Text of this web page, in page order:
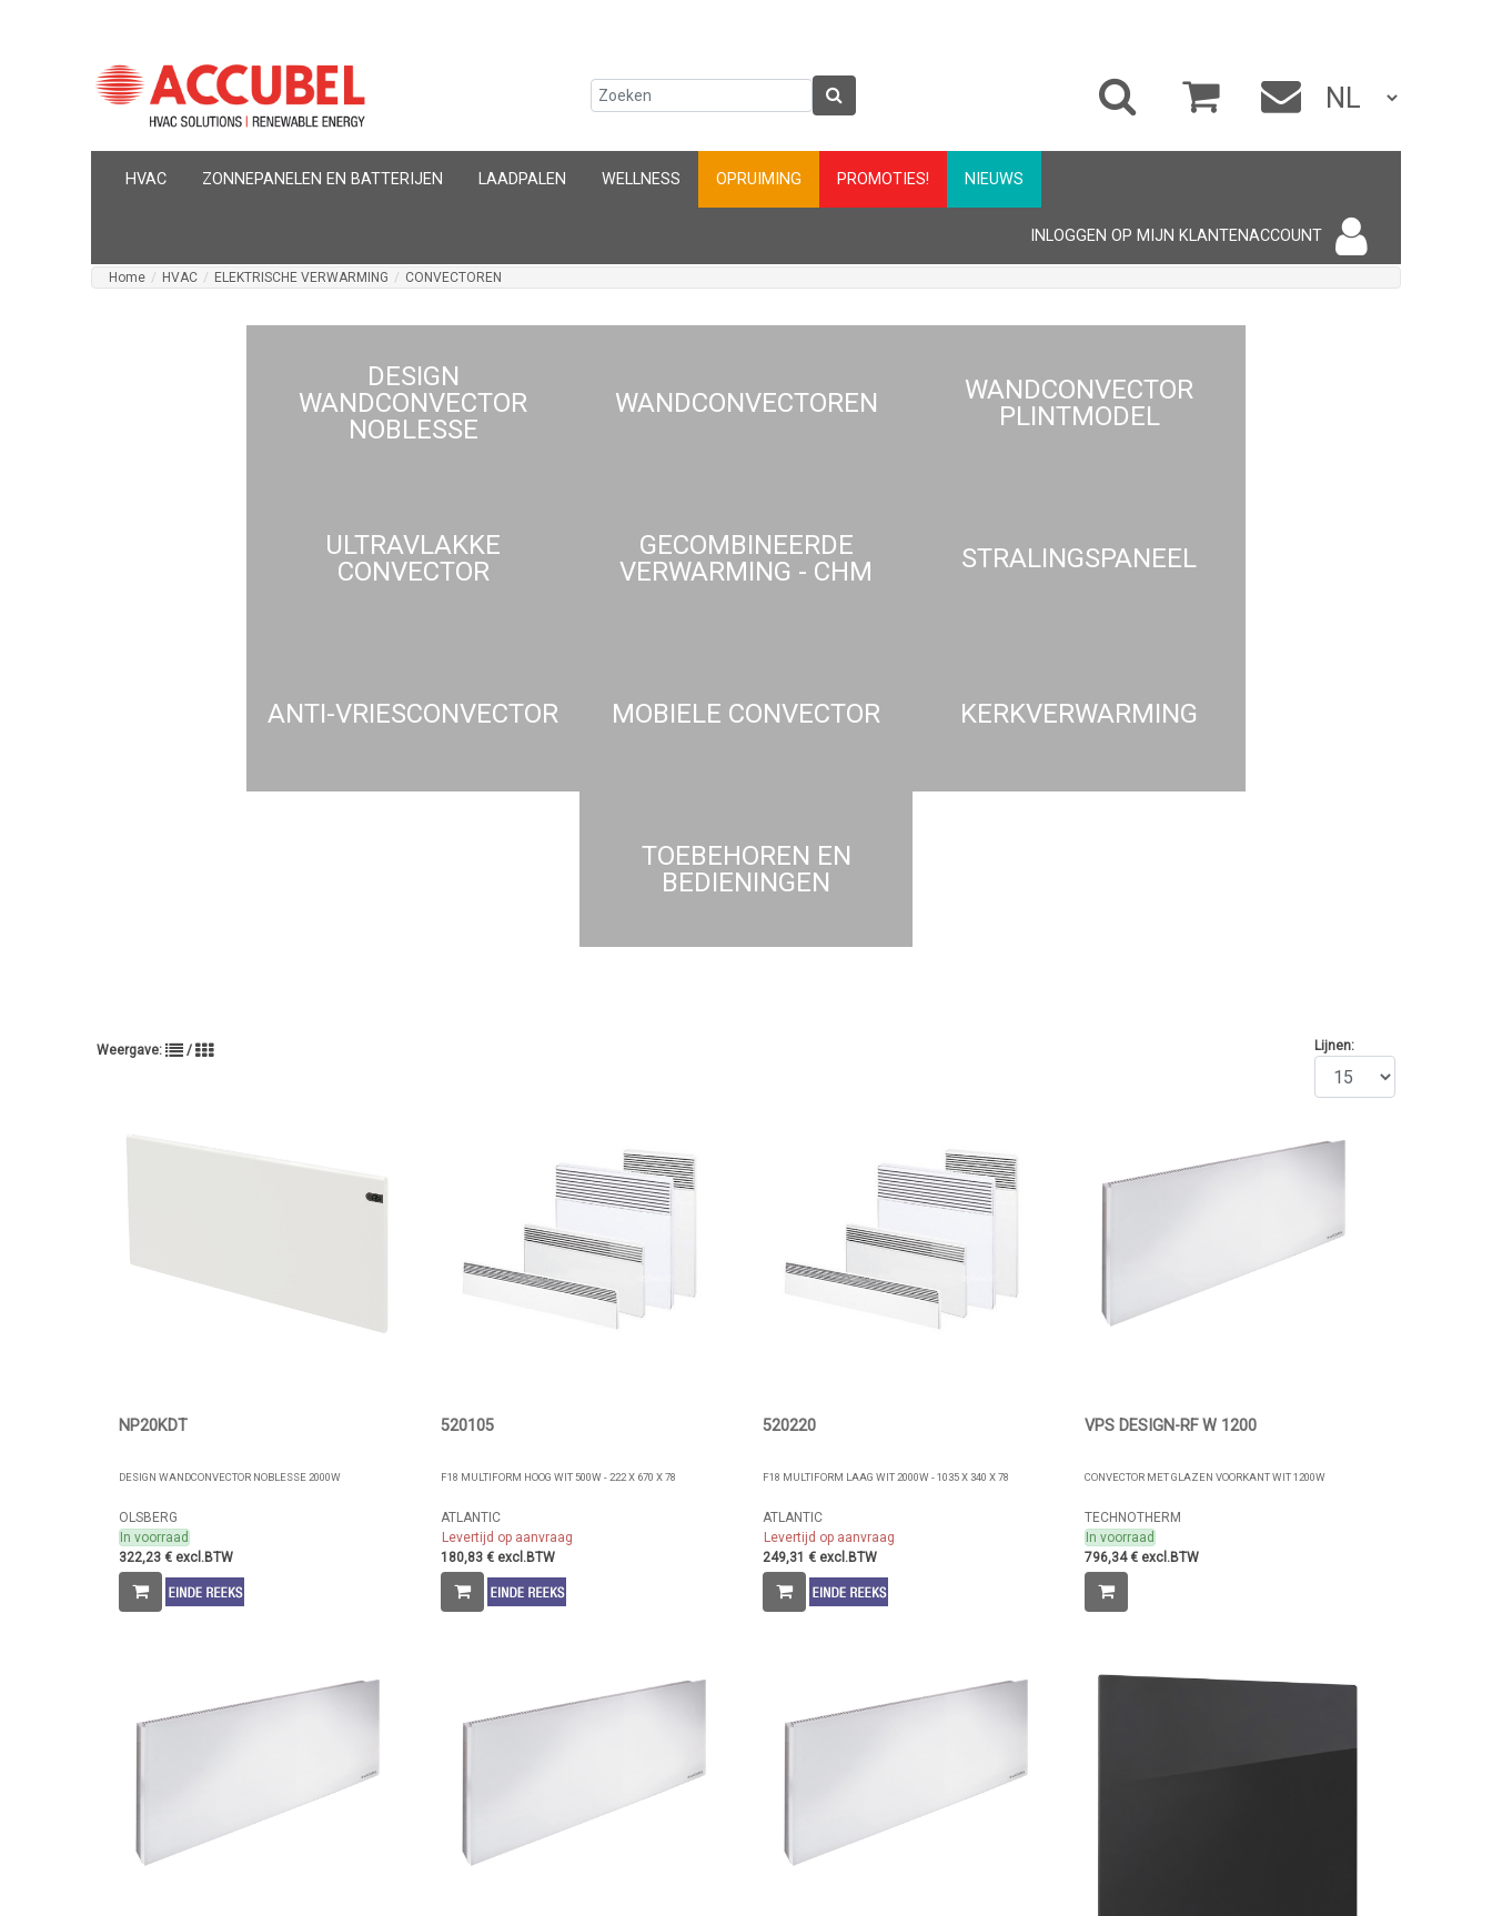
HVAC ZONNEPANELEN EN BATTERIJEN LAADPALEN WELLNESS OPRUIMING PROMOTIES! NIEUWS
INLOGGEN OP MIJN KLANTENACCOUNT
Home / HVAC / ELEKTRISCHE VERWARMING / CONVECTOREN
DESIGN
WANDCONVECTOR
NOBLESSE
WANDCONVECTOREN
WANDCONVECTOR
PLINTMODEL
ULTRAVLAKKE
CONVECTOR
GECOMBINEERDE
VERWARMING - CHM
STRALINGSPANEEL
ANTI-VRIESCONVECTOR MOBIELE CONVECTOR KERKVERWARMING
TOEBEHOREN EN
BEDIENINGEN
Weergave: / Lijnen:
NP20KDT
DESIGN WANDCONVECTOR NOBLESSE 2000W
OLSBERG
In voorraad
322,23 € excl.BTW
520105
F18 MULTIFORM HOOG WIT 500W - 222 X 670 X 78
ATLANTIC
Levertijd op aanvraag
180,83 € excl.BTW
520220
F18 MULTIFORM LAAG WIT 2000W - 1035 X 340 X 78
ATLANTIC
Levertijd op aanvraag
249,31 € excl.BTW
VPS DESIGN-RF W 1200
CONVECTOR MET GLAZEN VOORKANT WIT 1200W
TECHNOTHERM
In voorraad
796,34 € excl.BTW